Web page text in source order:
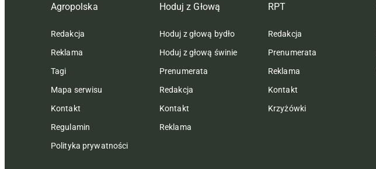
Agropolska
Redakcja
Reklama
Tagi
Mapa serwisu
Kontakt
Regulamin
Polityka prywatności
Hoduj z Głową
Hoduj z głową bydło
Hoduj z głową świnie
Prenumerata
Redakcja
Kontakt
Reklama
RPT
Redakcja
Prenumerata
Reklama
Kontakt
Krzyżówki